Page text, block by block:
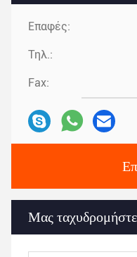
Επαφές:
Τηλ.:
Fax:
Μας ταχυδρομήστε